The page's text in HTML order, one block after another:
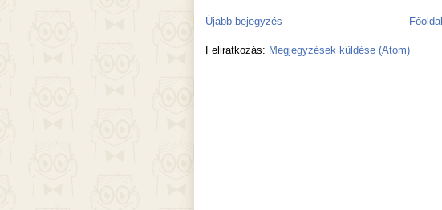
Újabb bejegyzés Főoldal
Feliratkozás: Megjegyzések küldése (Atom)